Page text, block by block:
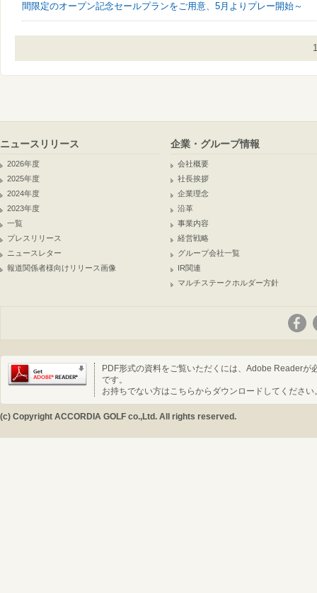
間限定のオープン記念セールプランをご用意、5月よりプレー開始～
1
ニュースリリース
2026年度
2025年度
2024年度
2023年度
一覧
プレスリリース
ニュースレター
報道関係者様向けリリース画像
企業・グループ情報
会社概要
社長挨拶
企業理念
沿革
事業内容
経営戦略
グループ会社一覧
IR関連
マルチステークホルダー方針
PDF形式の資料をご覧いただくには、Adobe Readerが
です。
お持ちでない方はこちらからダウンロードしてください
(c) Copyright ACCORDIA GOLF co.,Ltd. All rights reserved.